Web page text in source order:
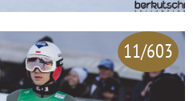
11/603